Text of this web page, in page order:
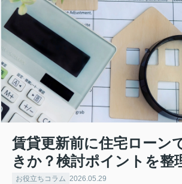
賃貸更新前に住宅ローン
きか？検討ポイントを整
お役立ちコラム 2026.05.29